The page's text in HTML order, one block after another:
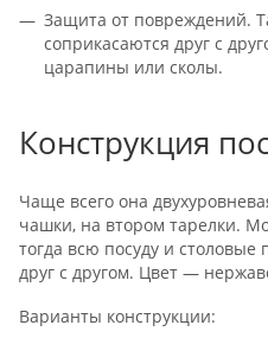
Защита от повреждений.
соприкасаются друг с
царапины или сколы.
Конструкция
Чаще всего она
чашки, на втором тарелки.
тогда всю посуду и
друг с другом. Цвет —
Варианты конструкции: